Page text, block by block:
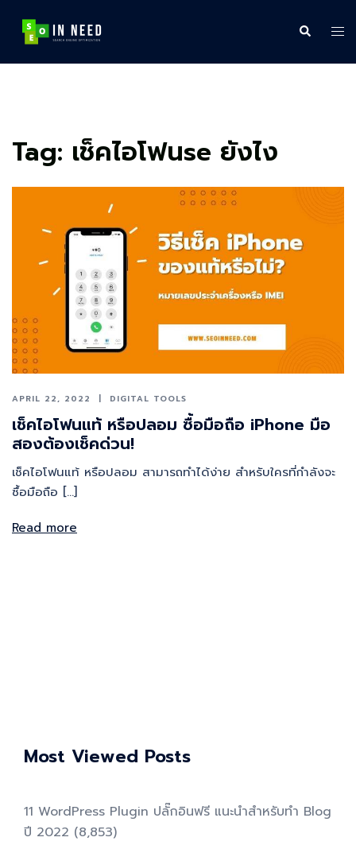
content
Search
Tag: เช็คไอโฟนse ยังไง
APRIL 22, 2022 DIGITAL TOOLS
เช็คไอโฟนแท้ หรือปลอม ซื้อมือถือ iPhone มือ
สองต้องเช็คด่วน!
เช็คไอโฟนแท้ หรือปลอม สามารถทำได้ง่าย สำหรับใครที่กำลังจะ
ซื้อมือถือ […]
Read more
Most Viewed Posts
11 WordPress Plugin ปลั๊กอินฟรี แนะนำสำหรับทำ Blog
ปี 2022 (8,853)